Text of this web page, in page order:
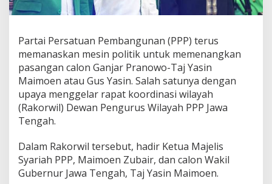
e
a
n
a
r
d
a
u
s
Y
a
Partai Persatuan Pembangunan (PPP) terus
memanaskan mesin politik untuk memenangkan
pasangan calon Ganjar Pranowo-Taj Yasin
Maimoen atau Gus Yasin. Salah satunya dengan
upaya menggelar rapat koordinasi wilayah
(Rakorwil) Dewan Pengurus Wilayah PPP Jawa
Tengah.
Dalam Rakorwil tersebut, hadir Ketua Majelis
Syariah PPP, Maimoen Zubair, dan calon Wakil
Gubernur Jawa Tengah, Taj Yasin Maimoen.